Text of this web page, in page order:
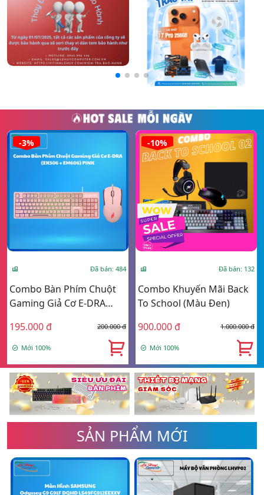
-3%
Đã bán: 484
Combo Bàn Phím Chuột
Gaming Giả Cơ E-DRA
195.000 đ 200.000 đ
Mới 100%
-10%
Đã bán: 132
Combo Khuyến Mãi Back
To School (Màu Đen)
900.000 đ
1.000.000 đ
Mới 100%
SẢN PHẨM MỚI